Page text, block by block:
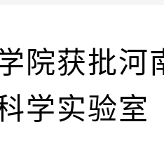
院获批河
学实验室